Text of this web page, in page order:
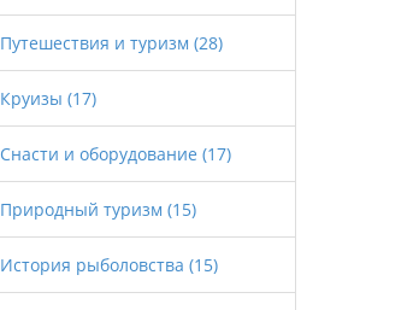
Путешествия и туризм (28)
Круизы (17)
Снасти и оборудование (17)
Природный туризм (15)
История рыболовства (15)